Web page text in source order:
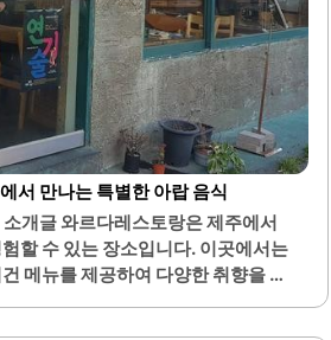
서 만나는 특별한 아랍 음식
개글 와르다레스토랑은 제주에서
할 수 있는 장소입니다. 이곳에서는
메뉴를 제공하여 다양한 취향을 만